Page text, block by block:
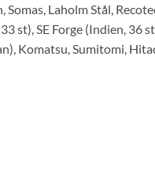
Laholm Stål,
st), SE Forge (Indien, 36
Komatsu, Sumitomi,